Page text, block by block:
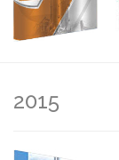
2015